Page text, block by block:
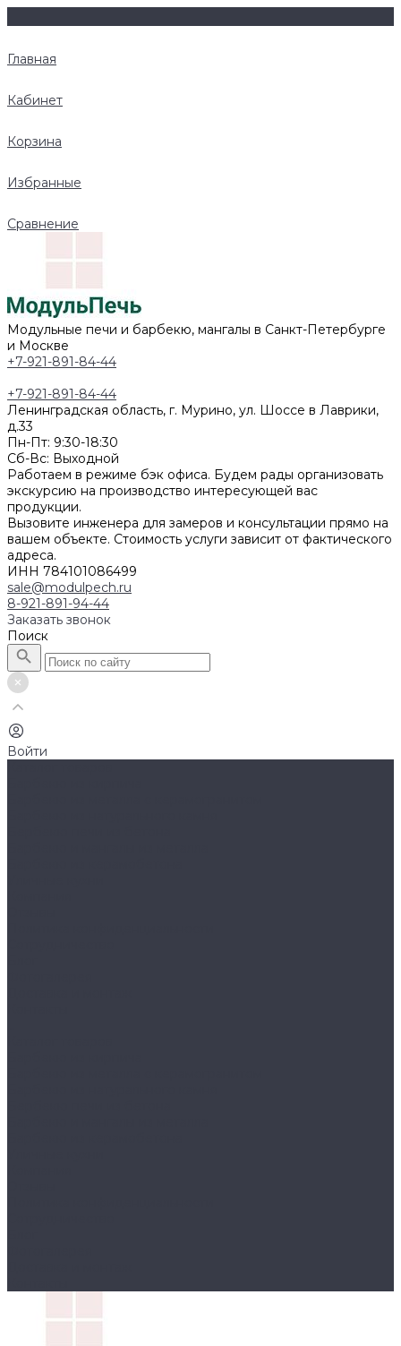
Главная
Кабинет
Корзина
Избранные
Сравнение
Модульные печи и барбекю, мангалы в Санкт-Петербурге
и Москве
+7-921-891-84-44
+7-921-891-84-44
Ленинградская область, г. Мурино, ул. Шоссе в Лаврики,
д.33
Пн-Пт: 9:30-18:30
Cб-Вс: Выходной
Работаем в режиме бэк офиса. Будем рады организовать
экскурсию на производство интересующей вас
продукции.
Вызовите инженера для замеров и консультации прямо на
вашем объекте. Стоимость услуги зависит от фактического
адреса.
ИНН 784101086499
sale@modulpech.ru
8-921-891-94-44
Заказать звонок
Поиск
Войти